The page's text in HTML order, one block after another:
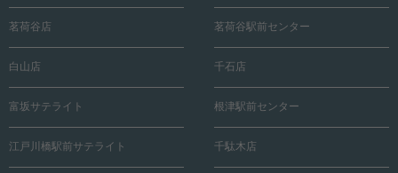
茗荷谷店 茗荷谷駅前センター
白山店 千石店
富坂サテライト 根津駅前センター
江戸川橋駅前サテライト 千駄木店